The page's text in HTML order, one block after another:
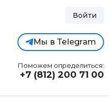
Войти
Мы в Telegram
Поможем определиться:
+7 (812) 200 71 00